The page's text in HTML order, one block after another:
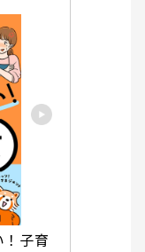
！子育